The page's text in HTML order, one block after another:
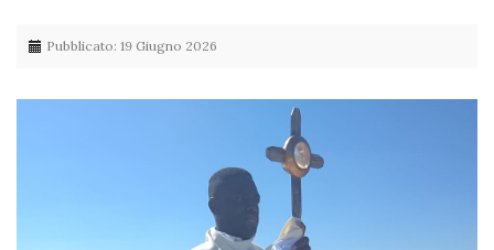
Pubblicato: 19 Giugno 2026